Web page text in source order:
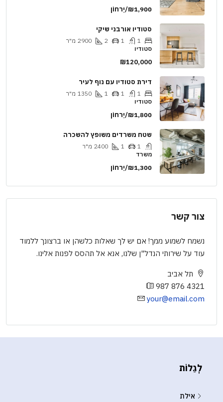
₪1,900/יַרחוֹן
סטודיו אורבני שיקי
1
1
2
2900 מ"ר
סטודיו
₪120,000
דירת סטודיו עם נוף לעיר
1
1
1
1350 מ"ר
סטודיו
₪1,800/יַרחוֹן
שטח משרדים משופץ להשכרה
1
1
2400 מ"ר
משרד
₪1,300/יַרחוֹן
צור קשר
נשמח לשמוע ממך! אם יש לך שאלות כלשהן או ברצונך ללמוד
עוד על שירותי הנדל"ן שלנו, אנא אל תהסס לפנות אלינו.
תל אביב
987 876 4321
your@email.com
לְגַלוֹת
אילת